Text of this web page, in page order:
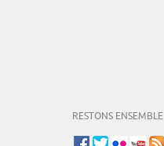
RESTONS ENSEMBLE